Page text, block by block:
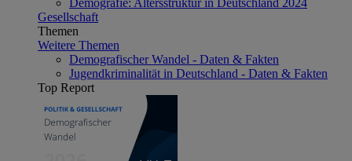
Gesellschaft
Themen
Weitere Themen
Demografischer Wandel - Daten & Fakten
Jugendkriminalität in Deutschland - Daten & Fakten
Top Report